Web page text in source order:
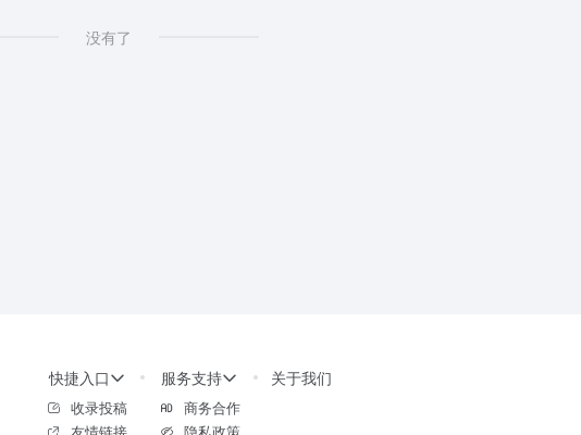
没有了
快捷入口
收录投稿
服务支持
商务合作
关于我们